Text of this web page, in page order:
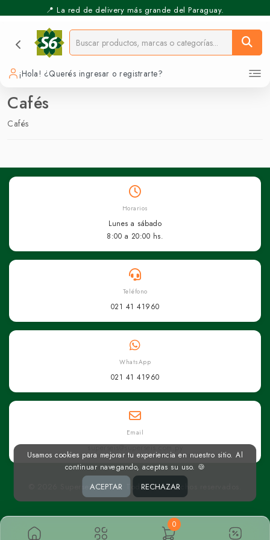
📍 La red de delivery más grande del Paraguay.
¡Hola! ¿Querés ingresar o registrarte?
Cafés
Cafés
0
Horarios
Lunes a sábado
8:00 a 20:00 hs.
Teléfono
021 41 41960
WhatsApp
021 41 41960
Email
superseis@superseis.com.py
© 2026 Superseis Online. Todos los derechos reservados.
Usamos cookies para mejorar tu experiencia en nuestro sitio. Al
continuar navegando, aceptas su uso. 🍪
ACEPTAR RECHAZAR